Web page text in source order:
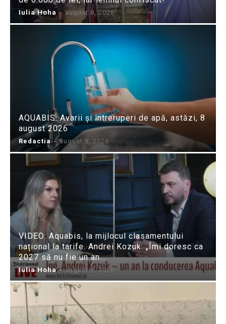
Iulia Hoha - august 8, 2026
AQUABIS: Avarii și întreruperi de apă, astăzi, 8
august 2026
Redactia - august 8, 2026
VIDEO: Aquabis, la mijlocul clasamentului
național la tarife. Andrei Kozuk: „Îmi doresc ca
2027 să nu fie un an...
Iulia Hoha - august 8, 2026